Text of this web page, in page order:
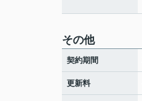
その他
契約期間
更新料